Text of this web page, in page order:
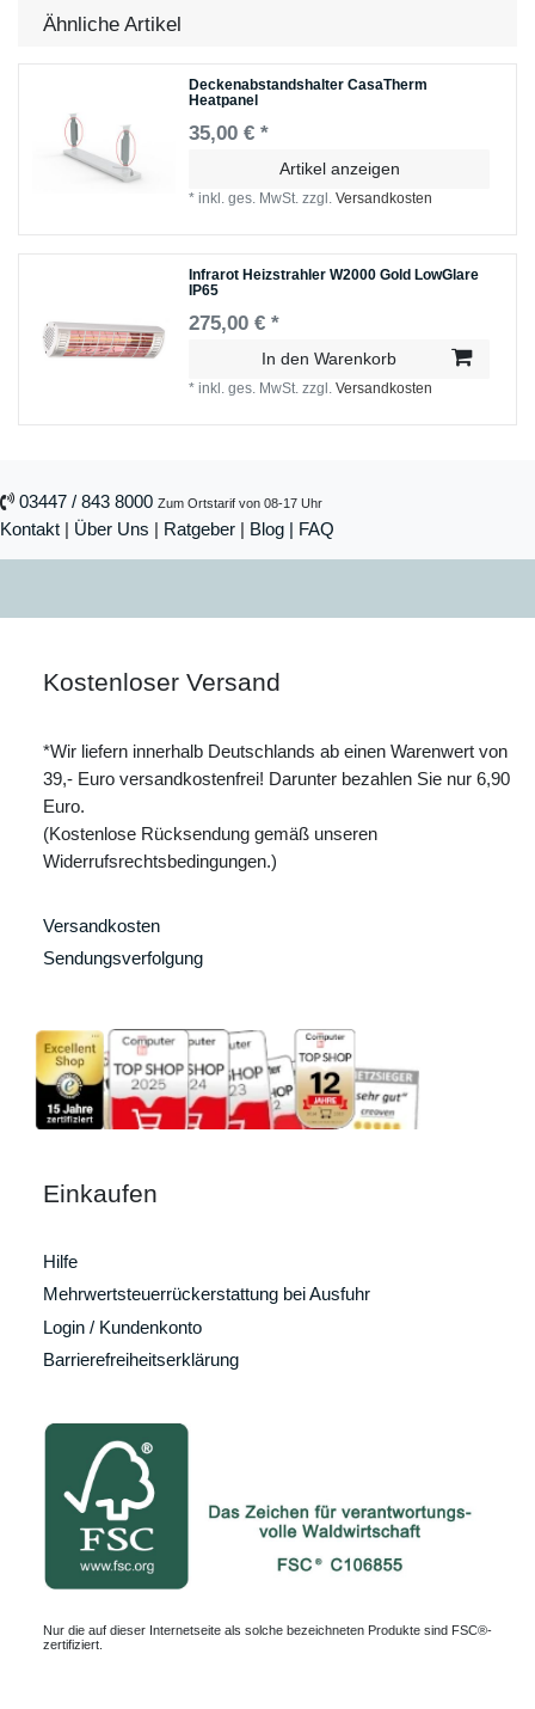
Ähnliche Artikel
Deckenabstandshalter CasaTherm
Heatpanel
35,00 € *
Artikel anzeigen
*inkl. ges. MwSt. zzgl.Versandkosten
Infrarot Heizstrahler W2000 Gold LowGlare
IP65
275,00 € *
In den Warenkorb
*inkl. ges. MwSt. zzgl.Versandkosten
03447 / 843 8000 Zum Ortstarif von 08-17 Uhr
Kontakt Über Uns Ratgeber Blog | FAQ
Kostenloser Versand
*Wir liefern innerhalb Deutschlands ab einen Warenwert von
39,- Euro versandkostenfrei! Darunter bezahlen Sie nur 6,90
Euro.
(Kostenlose Rücksendung gemäß unseren
Widerrufsrechtsbedingungen.)
Versandkosten
Sendungsverfolgung
Einkaufen
Hilfe
Mehrwertsteuerrückerstattung bei Ausfuhr
Login / Kundenkonto
Barrierefreiheitserklärung
Nur die auf dieser Internetseite als solche bezeichneten Produkte sind FSC®-
zertifiziert.